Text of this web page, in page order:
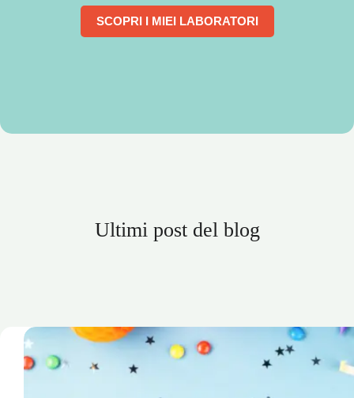
SCOPRI I MIEI LABORATORI
Ultimi post del blog